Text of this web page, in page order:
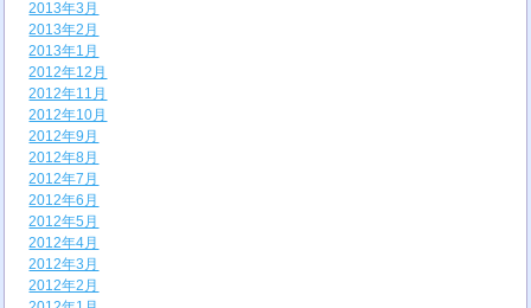
2013年3月
2013年2月
2013年1月
2012年12月
2012年11月
2012年10月
2012年9月
2012年8月
2012年7月
2012年6月
2012年5月
2012年4月
2012年3月
2012年2月